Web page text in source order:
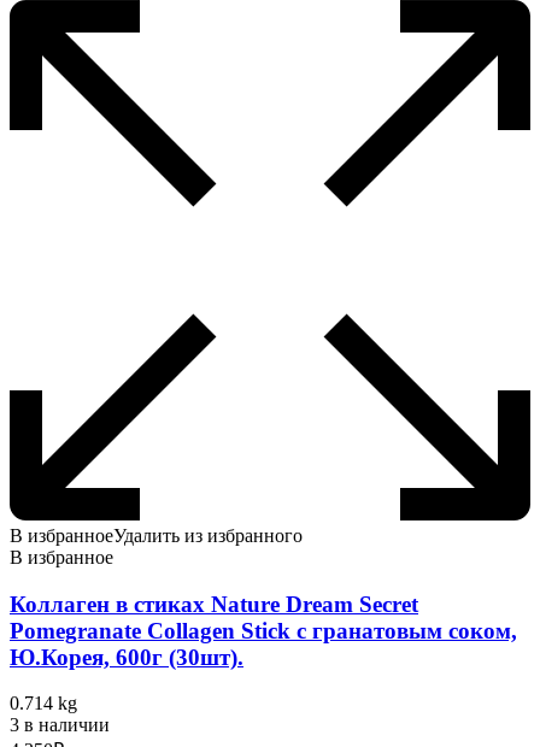
В избранноеУдалить из избранного
В избранное
Коллаген в стиках Nature Dream Secret
Pomegranate Collagen Stick c гранатовым соком,
Ю.Корея, 600г (30шт).
0.714 kg
3 в наличии